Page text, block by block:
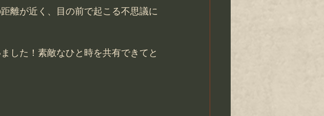
離が近く、目の前で起こる不思議に
した！素敵なひと時を共有できてと